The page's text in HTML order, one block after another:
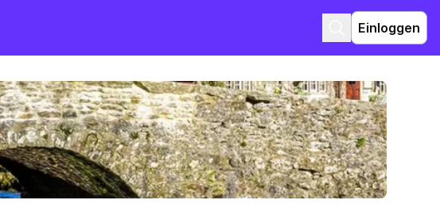
Einloggen